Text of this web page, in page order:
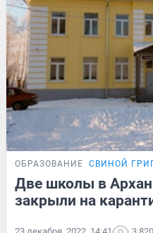
ОБРАЗОВАНИЕ СВИНОЙ
Две школы в
закрыли на